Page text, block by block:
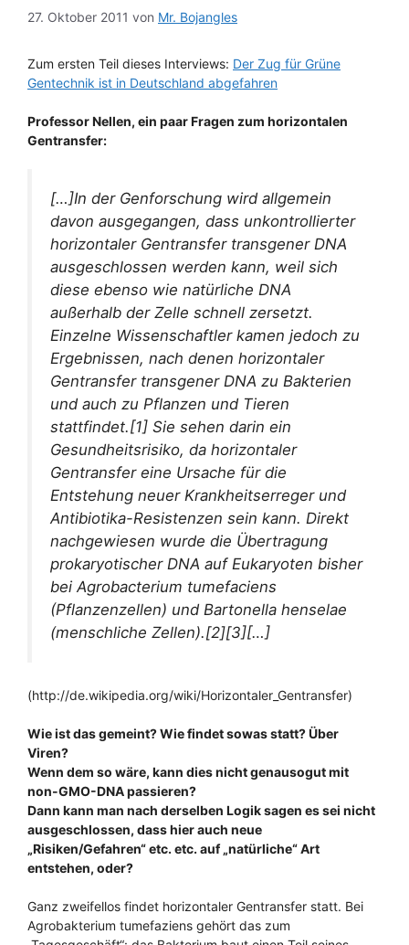
27. Oktober 2011 von Mr. Bojangles
Zum ersten Teil dieses Interviews: Der Zug für Grüne
Gentechnik ist in Deutschland abgefahren
Professor Nellen, ein paar Fragen zum horizontalen
Gentransfer:
[…]In der Genforschung wird allgemein
davon ausgegangen, dass unkontrollierter
horizontaler Gentransfer transgener DNA
ausgeschlossen werden kann, weil sich
diese ebenso wie natürliche DNA
außerhalb der Zelle schnell zersetzt.
Einzelne Wissenschaftler kamen jedoch zu
Ergebnissen, nach denen horizontaler
Gentransfer transgener DNA zu Bakterien
und auch zu Pflanzen und Tieren
stattfindet.[1] Sie sehen darin ein
Gesundheitsrisiko, da horizontaler
Gentransfer eine Ursache für die
Entstehung neuer Krankheitserreger und
Antibiotika-Resistenzen sein kann. Direkt
nachgewiesen wurde die Übertragung
prokaryotischer DNA auf Eukaryoten bisher
bei Agrobacterium tumefaciens
(Pflanzenzellen) und Bartonella henselae
(menschliche Zellen).[2][3][…]
(http://de.wikipedia.org/wiki/Horizontaler_Gentransfer)
Wie ist das gemeint? Wie findet sowas statt? Über
Viren?
Wenn dem so wäre, kann dies nicht genausogut mit
non-GMO-DNA passieren?
Dann kann man nach derselben Logik sagen es sei nicht
ausgeschlossen, dass hier auch neue
„Risiken/Gefahren“ etc. etc. auf „natürliche“ Art
entstehen, oder?
Ganz zweifellos findet horizontaler Gentransfer statt. Bei
Agrobakterium tumefaziens gehört das zum